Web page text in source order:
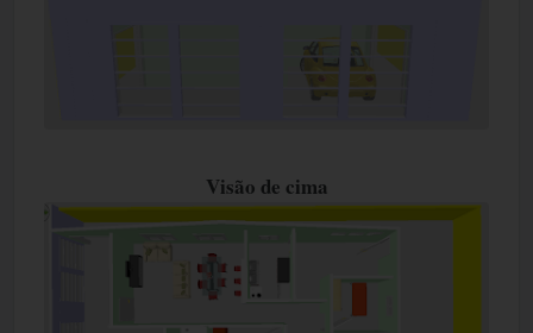
Visão de cima